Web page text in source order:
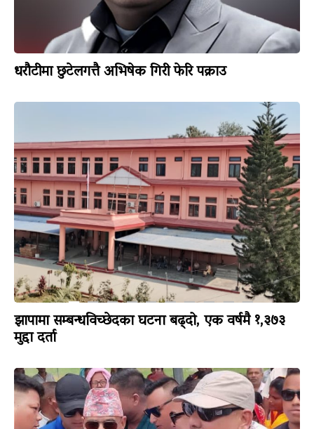
धरौटीमा छुटेलगत्तै अभिषेक गिरी फेरि पक्राउ
झापामा सम्बन्धविच्छेदका घटना बढ्दो, एक वर्षमै १,३७३
मुद्दा दर्ता